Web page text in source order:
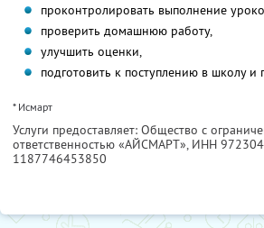
проконтролировать выполнение
проверить домашнюю работу,
улучшить оценки,
подготовить к поступлению в школу и
* Исмарт
Услуги предоставляет: Общество с
ответственностью «АЙСМАРТ», ИНН
1187746453850